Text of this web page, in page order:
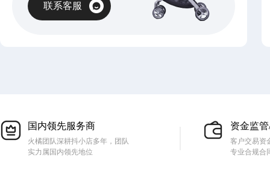
联系客服
国内领先服务商
火橘团队深耕抖小店多年，团队
实力属国内领先地位
资金监
客户交易资
专业合规合